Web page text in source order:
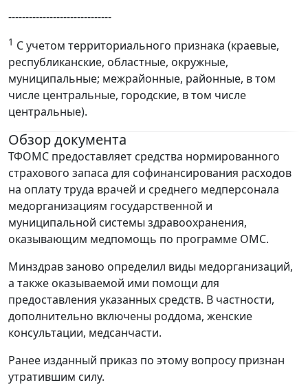
------------------------------
1 С учетом территориального признака (краевые,
республиканские, областные, окружные,
муниципальные; межрайонные, районные, в том
числе центральные, городские, в том числе
центральные).
Обзор документа
ТФОМС предоставляет средства нормированного
страхового запаса для софинансирования расходов
на оплату труда врачей и среднего медперсонала
медорганизациям государственной и
муниципальной системы здравоохранения,
оказывающим медпомощь по программе ОМС.
Минздрав заново определил виды медорганизаций,
а также оказываемой ими помощи для
предоставления указанных средств. В частности,
дополнительно включены роддома, женские
консультации, медсанчасти.
Ранее изданный приказ по этому вопросу признан
утратившим силу.